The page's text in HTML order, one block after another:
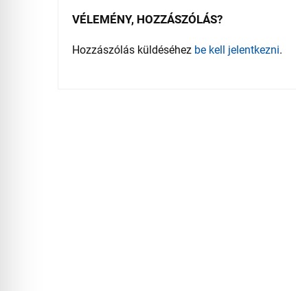
VÉLEMÉNY, HOZZÁSZÓLÁS?
Hozzászólás küldéséhez be kell jelentkezni.